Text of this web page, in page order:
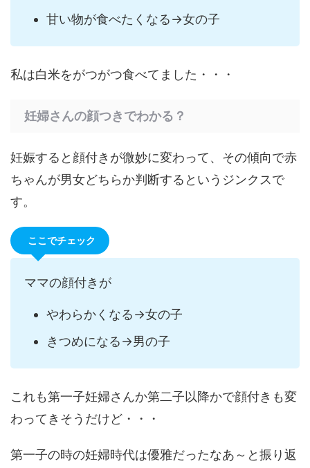
甘い物が食べたくなる→女の子
私は白米をがつがつ食べてました・・・
妊婦さんの顔つきでわかる？
妊娠すると顔付きが微妙に変わって、その傾向で赤
ちゃんが男女どちらか判断するというジンクスで
す。
ここでチェック
ママの顔付きが
やわらかくなる→女の子
きつめになる→男の子
これも第一子妊婦さんか第二子以降かで顔付きも変
わってきそうだけど・・・
第一子の時の妊婦時代は優雅だったなあ～と振り返